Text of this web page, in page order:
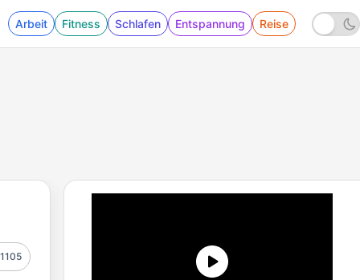
Arbeit Fitness Schlafen Entspannung Reise
1105